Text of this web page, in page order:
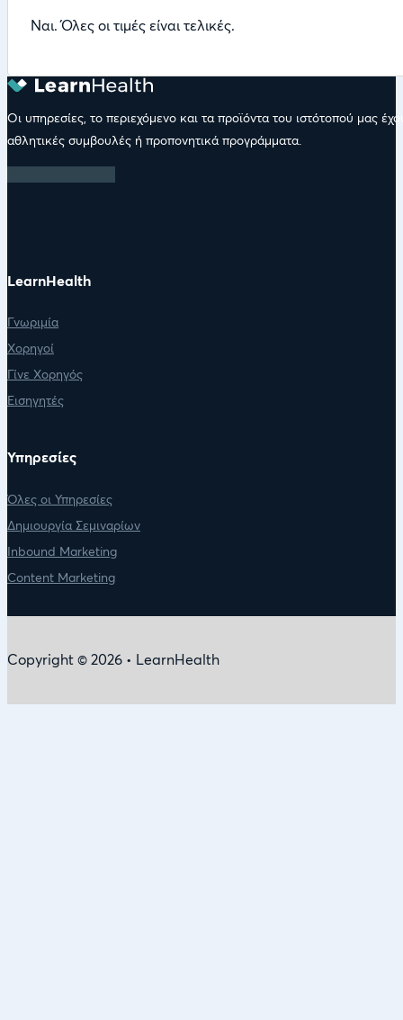
Ναι. Όλες οι τιμές είναι τελικές.
Οι υπηρεσίες, το περιεχόμενο και τα προϊόντα του ιστότοπού μας
αθλητικές συμβουλές ή προπονητικά προγράμματα.
LearnHealth
Γνωριμία
Χορηγοί
Γίνε Χορηγός
Εισηγητές
Υπηρεσίες
Όλες οι Υπηρεσίες
Δημιουργία Σεμιναρίων
Inbound Marketing
Content Marketing
Copyright © 2026 • LearnHealth